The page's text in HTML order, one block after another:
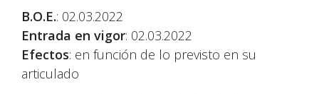
B.O.E.: 02.03.2022
Entrada en vigor: 02.03.2022
Efectos: en función de lo previsto en su
articulado